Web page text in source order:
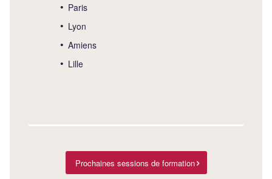
Paris
Lyon
Amiens
Lille
Prochaines sessions de formation